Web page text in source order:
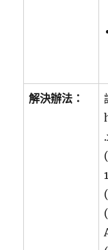
解決辦法：